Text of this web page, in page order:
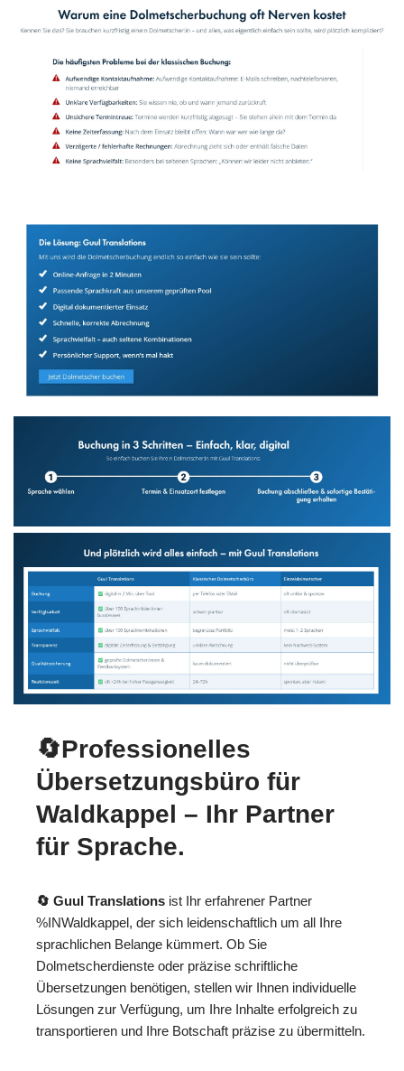
🔄Professionelles
Übersetzungsbüro für
Waldkappel – Ihr Partner
für Sprache.
🔄 Guul Translations ist Ihr erfahrener Partner
%INWaldkappel, der sich leidenschaftlich um all Ihre
sprachlichen Belange kümmert. Ob Sie
Dolmetscherdienste oder präzise schriftliche
Übersetzungen benötigen, stellen wir Ihnen individuelle
Lösungen zur Verfügung, um Ihre Inhalte erfolgreich zu
transportieren und Ihre Botschaft präzise zu übermitteln.